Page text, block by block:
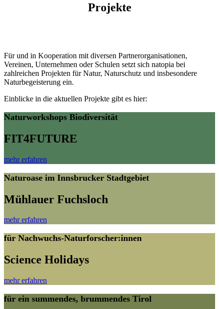
Projekte
Für und in Kooperation mit diversen Partnerorganisationen,
Vereinen, Unternehmen oder Schulen setzt sich natopia bei
zahlreichen Projekten für Natur, Naturschutz und insbesondere
Naturbegeisterung ein.
Einblicke in die aktuellen Projekte gibt es hier:
Naturworkshops Biodiversität
FIT4FUTURE
mehr erfahren
Naturoase im Innsbrucker Stadtgebiet
Mühlauer Fuchsloch
mehr erfahren
für Nachwuchs-Naturforscher:innen
Science Holidays
mehr erfahren
für ein summendes, brummendes Tirol